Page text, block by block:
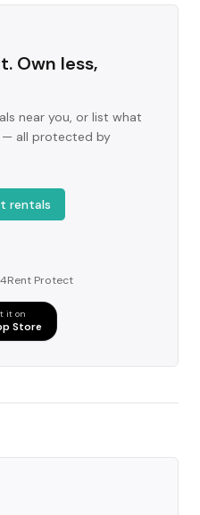
Own less,
near you, or list what
— all protected by
rentals
Protect
it on
Store